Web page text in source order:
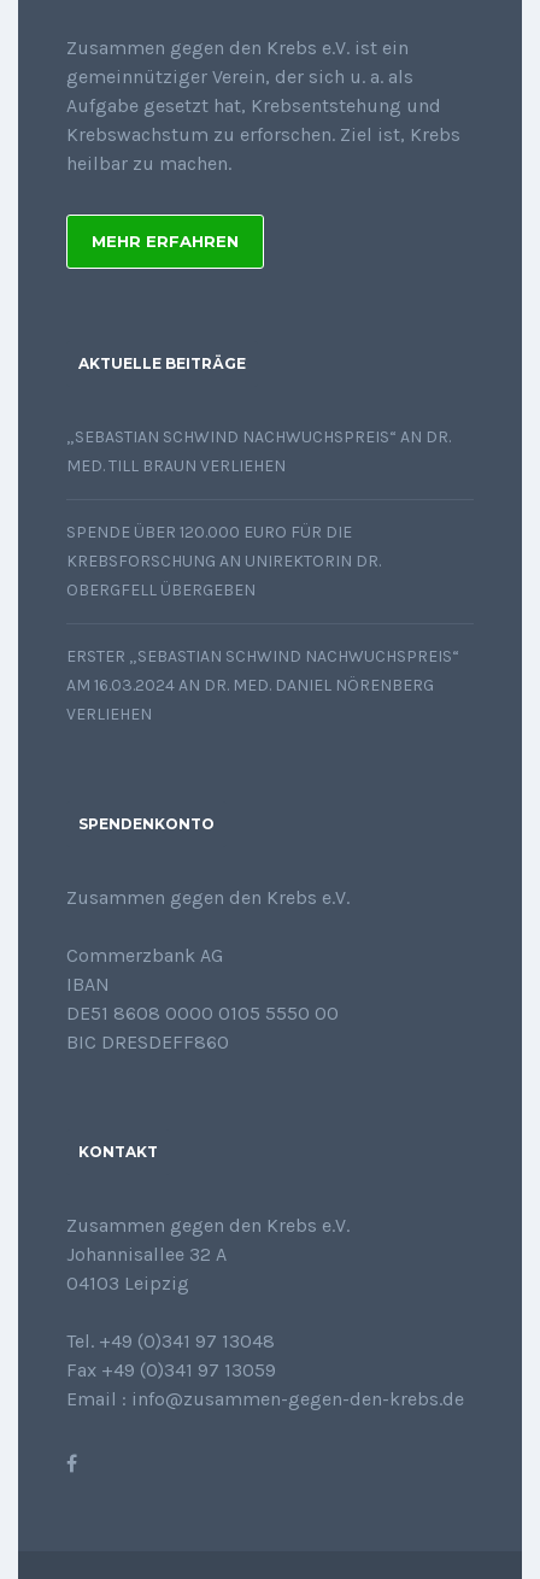
Zusammen gegen den Krebs e.V. ist ein
gemeinnütziger Verein, der sich u. a. als
Aufgabe gesetzt hat, Krebsentstehung und
Krebswachstum zu erforschen. Ziel ist, Krebs
heilbar zu machen.
MEHR ERFAHREN
AKTUELLE BEITRÄGE
„SEBASTIAN SCHWIND NACHWUCHSPREIS“ AN DR.
MED. TILL BRAUN VERLIEHEN
SPENDE ÜBER 120.000 EURO FÜR DIE
KREBSFORSCHUNG AN UNIREKTORIN DR.
OBERGFELL ÜBERGEBEN
ERSTER „SEBASTIAN SCHWIND NACHWUCHSPREIS“
AM 16.03.2024 AN DR. MED. DANIEL NÖRENBERG
VERLIEHEN
SPENDENKONTO
Zusammen gegen den Krebs e.V.
Commerzbank AG
IBAN
DE51 8608 0000 0105 5550 00
BIC DRESDEFF860
KONTAKT
Zusammen gegen den Krebs e.V.
Johannisallee 32 A
04103 Leipzig
Tel. +49 (0)341 97 13048
Fax +49 (0)341 97 13059
Email : info@zusammen-gegen-den-krebs.de